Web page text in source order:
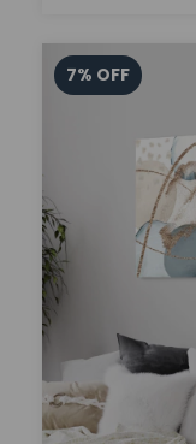
7% OFF